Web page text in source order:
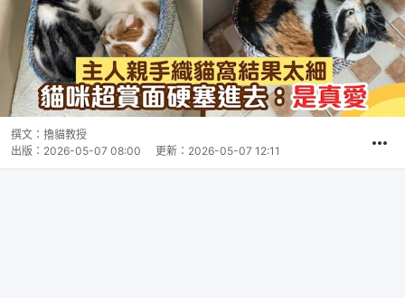
撰文： 擼貓教授
出版： 2026-05-07 08:00 更新： 2026-05-07 12:11